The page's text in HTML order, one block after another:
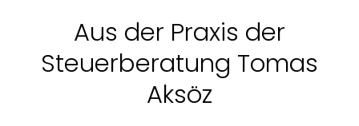
Aus der Praxis der
Steuerberatung Tomas
Aksöz